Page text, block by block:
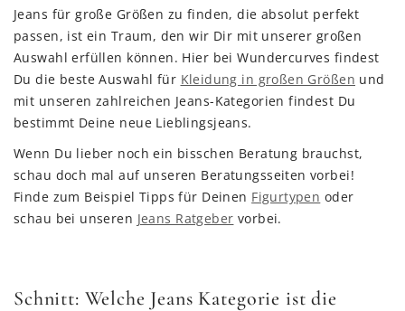
Jeans für große Größen zu finden, die absolut perfekt
passen, ist ein Traum, den wir Dir mit unserer großen
Auswahl erfüllen können. Hier bei Wundercurves findest
Du die beste Auswahl für Kleidung in großen Größen und
mit unseren zahlreichen Jeans-Kategorien findest Du
bestimmt Deine neue Lieblingsjeans.
Wenn Du lieber noch ein bisschen Beratung brauchst,
schau doch mal auf unseren Beratungsseiten vorbei!
Finde zum Beispiel Tipps für Deinen Figurtypen oder
schau bei unseren Jeans Ratgeber vorbei.
Schnitt: Welche Jeans Kategorie ist die